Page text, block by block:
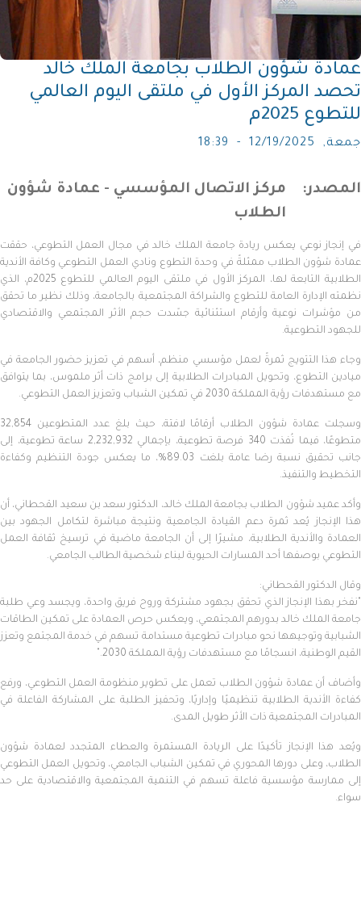
عمادة شؤون الطلاب بجامعة الملك خالد
تحصد المركز الأول في ملتقى اليوم العالمي
للتطوع 2025م
جمعة, 12/19/2025 - 18:39
المصدر
مركز الاتصال المؤسسي - عمادة شؤون
الطلاب
في إنجاز نوعي يعكس ريادة جامعة الملك خالد في مجال العمل التطوعي، حققت
عمادة شؤون الطلاب ممثلةً في وحدة التطوع ونادي العمل التطوعي وكافة الأندية
الطلابية التابعة لها، المركز الأول في ملتقى اليوم العالمي للتطوع 2025م، الذي
نظمته الإدارة العامة للتطوع والشراكة المجتمعية بالجامعة، وذلك نظير ما تحقق
من مؤشرات نوعية وأرقام استثنائية جسّدت حجم الأثر المجتمعي والاقتصادي
للجهود التطوعية.
وجاء هذا التتويج ثمرةً لعمل مؤسسي منظم، أسهم في تعزيز حضور الجامعة في
ميادين التطوع، وتحويل المبادرات الطلابية إلى برامج ذات أثر ملموس، بما يتوافق
مع مستهدفات رؤية المملكة 2030 في تمكين الشباب وتعزيز العمل التطوعي.
وسجلت عمادة شؤون الطلاب أرقامًا لافتة، حيث بلغ عدد المتطوعين 32,854
متطوعًا، فيما نُفذت 340 فرصة تطوعية، بإجمالي 2,232,932 ساعة تطوعية، إلى
جانب تحقيق نسبة رضا عامة بلغت 89.03%، ما يعكس جودة التنظيم وكفاءة
التخطيط والتنفيذ.
وأكد عميد شؤون الطلاب بجامعة الملك خالد، الدكتور سعد بن سعيد القحطاني، أن
هذا الإنجاز يُعد ثمرة دعم القيادة الجامعية ونتيجة مباشرة لتكامل الجهود بين
العمادة والأندية الطلابية، مشيرًا إلى أن الجامعة ماضية في ترسيخ ثقافة العمل
التطوعي بوصفها أحد المسارات الحيوية لبناء شخصية الطالب الجامعي.
وقال الدكتور القحطاني:
"نفخر بهذا الإنجاز الذي تحقق بجهود مشتركة وروح فريق واحدة، ويجسد وعي طلبة
جامعة الملك خالد بدورهم المجتمعي، ويعكس حرص العمادة على تمكين الطاقات
الشبابية وتوجيهها نحو مبادرات تطوعية مستدامة تسهم في خدمة المجتمع وتعزز
القيم الوطنية، انسجامًا مع مستهدفات رؤية المملكة 2030."
وأضاف أن عمادة شؤون الطلاب تعمل على تطوير منظومة العمل التطوعي، ورفع
كفاءة الأندية الطلابية تنظيميًا وإداريًا، وتحفيز الطلبة على المشاركة الفاعلة في
المبادرات المجتمعية ذات الأثر طويل المدى.
ويُعد هذا الإنجاز تأكيدًا على الريادة المستمرة والعطاء المتجدد لعمادة شؤون
الطلاب، وعلى دورها المحوري في تمكين الشباب الجامعي، وتحويل العمل التطوعي
إلى ممارسة مؤسسية فاعلة تسهم في التنمية المجتمعية والاقتصادية على حد
سواء.